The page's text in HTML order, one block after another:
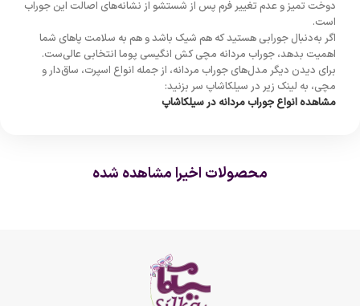
دوخت تمیز و عدم تغییر فرم پس از شستشو از نشانه‌های اصالت این جوراب
است.
اگر به‌دنبال جورابی هستید که هم شیک باشد و هم به سلامت پاهای شما
اهمیت بدهد، جوراب مردانه مچی کش انگیسی پوما انتخابی عالی‌ست.
برای دیدن دیگر مدل‌های جوراب مردانه، از جمله انواع اسپرت، ساق‌دار و
مچی، به لینک زیر در سیلکاشاپ سر بزنید:
مشاهده انواع جوراب مردانه در سیلکاشاپ
محصولات اخیرا مشاهده شده